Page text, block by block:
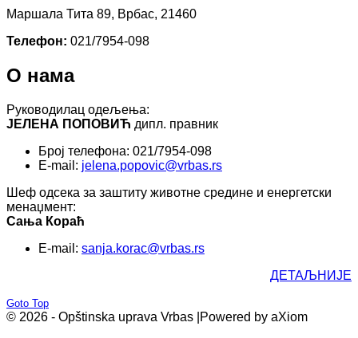
Маршала Тита 89, Врбас, 21460
Телефон: 021/7954-098
О нама
Руководилац одељења:
ЈЕЛЕНА ПОПОВИЋ дипл. правник
Број телефона: 021/7954-098
E-mail: jelena.popovic@vrbas.rs
Шеф одсека за заштиту животне средине и енергетски
менаџмент:
Сања Кораћ
E-mail: sanja.korac@vrbas.rs
ДЕТАЉНИЈЕ
Goto Top
© 2026 - Opštinska uprava Vrbas | Powered by aXiom